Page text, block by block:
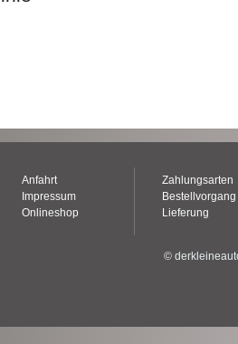
Anfahrt
Impressum
Onlineshop
Zahlungsarten
Bestellvorgang
Lieferung
©